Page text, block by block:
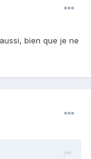
bien que je ne